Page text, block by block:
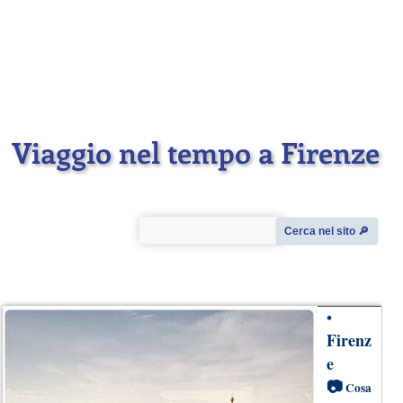
Viaggio nel tempo a Firenze
Cerca nel sito 🔎︎
•
Firenz
e
📷Cosa